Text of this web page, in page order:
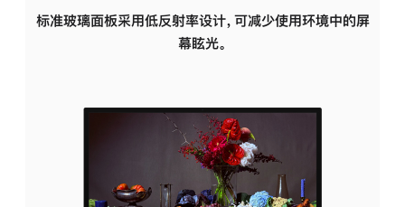
标准玻璃面板采用低反射率设计，可减少使用环境中的屏
幕眩光。